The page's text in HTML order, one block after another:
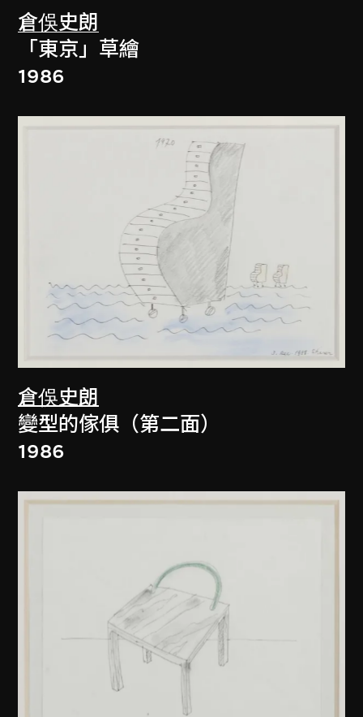
倉俁史朗
「東京」草繪
1986
倉俁史朗
變型的傢俱（第二面）
1986